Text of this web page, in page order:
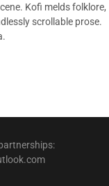
Kofi melds folklore,
scrollable prose.